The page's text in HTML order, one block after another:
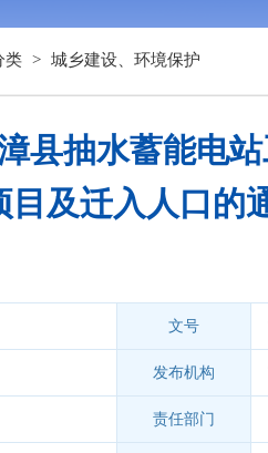
类 > 城乡建设、环境保护
县抽水蓄能电
目及迁入人口的
文号
发布机构
责任部门